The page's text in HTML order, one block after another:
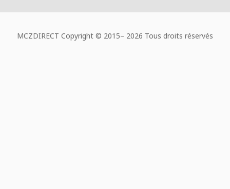
MCZDIRECT Copyright © 2015– 2026 Tous droits réservés